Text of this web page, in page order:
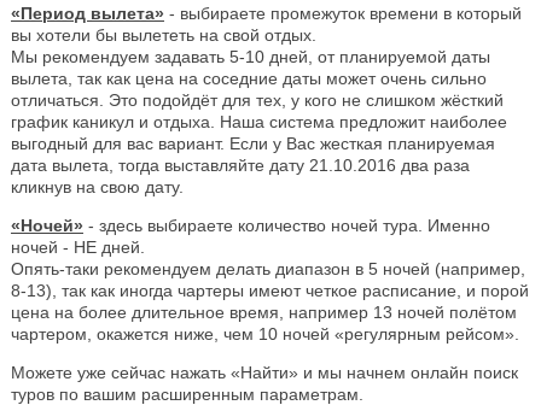
«Период вылета» - выбираете промежуток времени в который
вы хотели бы вылететь на свой отдых.
Мы рекомендуем задавать 5-10 дней, от планируемой даты
вылета, так как цена на соседние даты может очень сильно
отличаться. Это подойдёт для тех, у кого не слишком жёсткий
график каникул и отдыха. Наша система предложит наиболее
выгодный для вас вариант. Если у Вас жесткая планируемая
дата вылета, тогда выставляйте дату 21.10.2016 два раза
кликнув на свою дату.
«Ночей» - здесь выбираете количество ночей тура. Именно
ночей - НЕ дней.
Опять-таки рекомендуем делать диапазон в 5 ночей (например,
8-13), так как иногда чартеры имеют четкое расписание, и порой
цена на более длительное время, например 13 ночей полётом
чартером, окажется ниже, чем 10 ночей «регулярным рейсом».
Можете уже сейчас нажать «Найти» и мы начнем онлайн поиск
туров по вашим расширенным параметрам.